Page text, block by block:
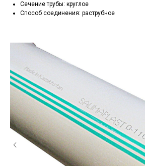
Сечение трубы: круглое
Способ соединения: раструбное